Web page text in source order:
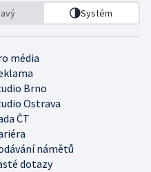
Systém
média
Brno
Ostrava
ČT
námětů
dotazy